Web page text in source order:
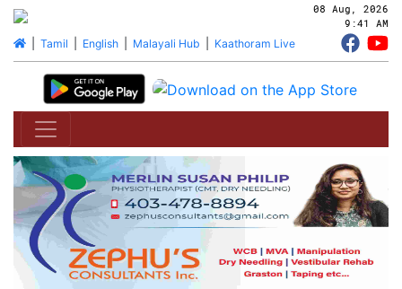
08 Aug, 2026
9:41 AM
| Tamil English| Malayali Hub Kaathoram Live